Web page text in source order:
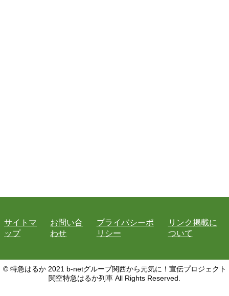
サイトマ
ップ
お問い合
わせ
プライバシーポ
リシー
リンク掲載に
ついて
© 特急はるか 2021 b-netグループ関西から元気に！宣伝プロジェクト
関空特急はるか列車 All Rights Reserved.